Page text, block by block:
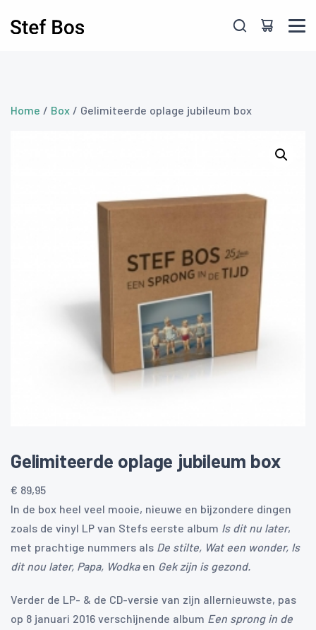
Home / Box / Gelimiteerde oplage jubileum box
Gelimiteerde oplage jubileum box
€ 89,95
In de box heel veel mooie, nieuwe en bijzondere dingen
zoals de vinyl LP van Stefs eerste album Is dit nu later,
met prachtige nummers als De stilte, Wat een wonder, Is
dit nou later, Papa, Wodka en Gek zijn is gezond.
Verder de LP- & de CD-versie van zijn allernieuwste, pas
op 8 januari 2016 verschijnende album Een sprong in de